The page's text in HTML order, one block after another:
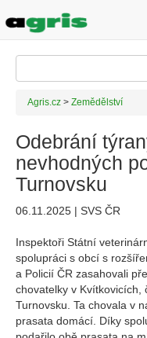
Agris.cz > Zemědělství
Odebrání
nevhodných
Turnovsku
06.11.2025 | SVS ČR
Inspektoři Státní
spolupráci s obcí s
a Policií ČR zasahovali
chovatelky v Kvítkovicích,
Turnovsku. Ta chovala v
prasata domácí. Díky